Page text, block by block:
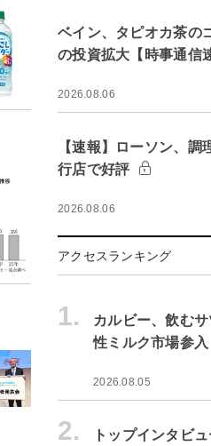
ベイン、タピオカ茶の
の投資拡大【時事通信
2026.08.06
【速報】ローソン、
行店で好評
2026.08.06
アクセスランキング
1.
カルビー、飲む
性ミルク市場参入
2026.08.05
2.
トップインタビ